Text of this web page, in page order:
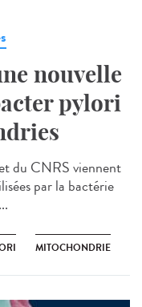
nouvelle
pylori
du CNRS viennent
par la bactérie
MITOCHONDRIE